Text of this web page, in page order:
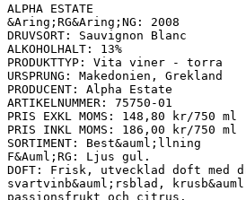
ALPHA ESTATE
&Aring;RG&Aring;NG: 2008
DRUVSORT: Sauvignon Blanc
ALKOHOLHALT: 13%
PRODUKTTYP: Vita viner - torra
URSPRUNG: Makedonien, Grekland
PRODUCENT: Alpha Estate
ARTIKELNUMMER: 75750-01
PRIS EXKL MOMS: 148,80 kr/750 ml
PRIS INKL MOMS: 186,00 kr/750 ml
SORTIMENT: Best&auml;llning
F&Auml;RG: Ljus gul.
DOFT: Frisk, utvecklad doft med
svartvinb&auml;rsblad,
passionsfrukt och citrus.